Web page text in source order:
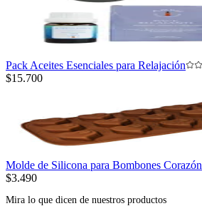
Pack Aceites Esenciales para Relajación
$15.700
Molde de Silicona para Bombones Corazón
$3.490
Mira lo que dicen de nuestros productos